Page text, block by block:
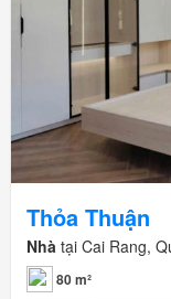
Thỏa Thuận
Nhà tại Cai Rang,
80 m²